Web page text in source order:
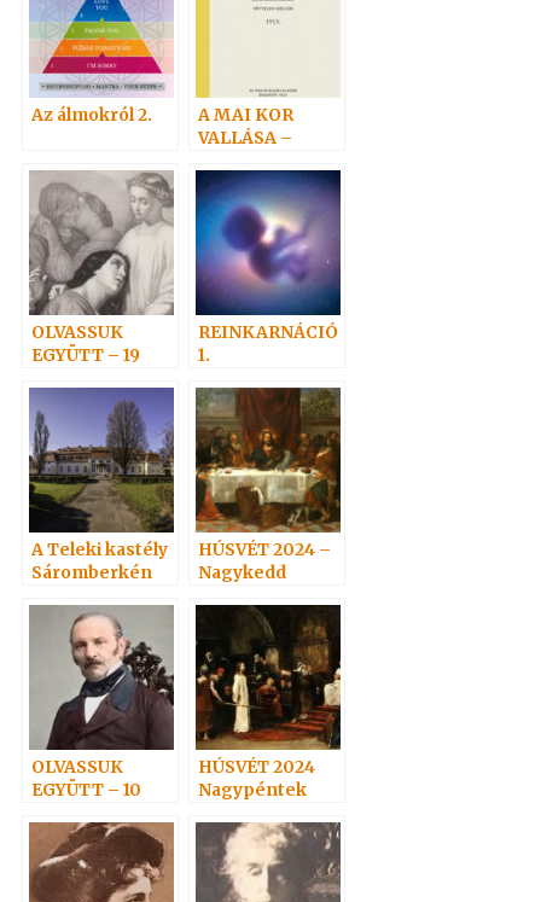
Az álmokról 2.
A MAI KOR
VALLÁSA –
KÖNYV
OLVASSUK
EGYÜTT – 19
REINKARNÁCIÓ
1.
A Teleki kastély
Sáromberkén
HÚSVÉT 2024 –
Nagykedd
OLVASSUK
EGYÜTT – 10
HÚSVÉT 2024
Nagypéntek